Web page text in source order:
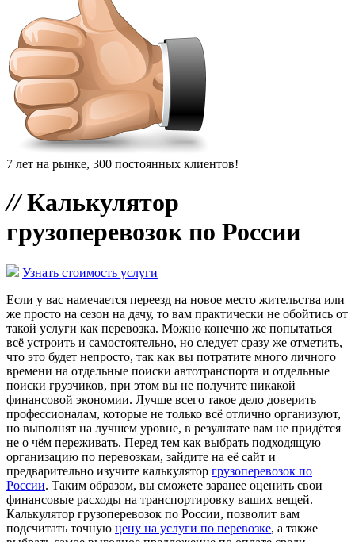
7 лет на рынке, 300 постоянных клиентов!
//Калькулятор
грузоперевозок по России
Узнать стоимость услуги
Если у вас намечается переезд на новое место жительства или
же просто на сезон на дачу, то вам практически не обойтись от
такой услуги как перевозка. Можно конечно же попытаться
всё устроить и самостоятельно, но следует сразу же отметить,
что это будет непросто, так как вы потратите много личного
времени на отдельные поиски автотранспорта и отдельные
поиски грузчиков, при этом вы не получите никакой
финансовой экономии. Лучше всего такое дело доверить
профессионалам, которые не только всё отлично организуют,
но выполнят на лучшем уровне, в результате вам не придётся
не о чём переживать. Перед тем как выбрать подходящую
организацию по перевозкам, зайдите на её сайт и
предварительно изучите калькулятор грузоперевозок по
России. Таким образом, вы сможете заранее оценить свои
финансовые расходы на транспортировку ваших вещей.
Калькулятор грузоперевозок по России, позволит вам
подсчитать точную цену на услуги по перевозке, а также